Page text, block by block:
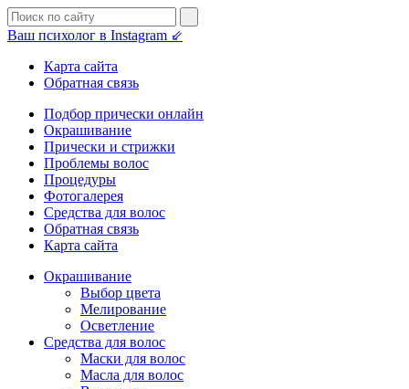
Ваш психолог в Instagram ⇙
Карта сайта
Обратная связь
Подбор прически онлайн
Окрашивание
Прически и стрижки
Проблемы волос
Процедуры
Фотогалерея
Средства для волос
Обратная связь
Карта сайта
Окрашивание
Выбор цвета
Мелирование
Осветление
Средства для волос
Маски для волос
Масла для волос